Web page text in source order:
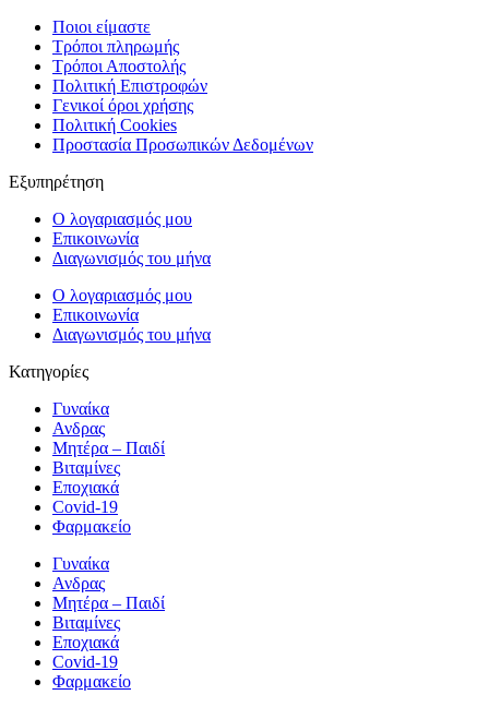
Ποιοι είμαστε
Τρόποι πληρωμής
Τρόποι Αποστολής
Πολιτική Επιστροφών
Γενικοί όροι χρήσης
Πολιτική Cookies
Προστασία Προσωπικών Δεδομένων
Εξυπηρέτηση
Ο λογαριασμός μου
Επικοινωνία
Διαγωνισμός του μήνα
Ο λογαριασμός μου
Επικοινωνία
Διαγωνισμός του μήνα
Κατηγορίες
Γυναίκα
Ανδρας
Μητέρα – Παιδί
Βιταμίνες
Εποχιακά
Covid-19
Φαρμακείο
Γυναίκα
Ανδρας
Μητέρα – Παιδί
Βιταμίνες
Εποχιακά
Covid-19
Φαρμακείο